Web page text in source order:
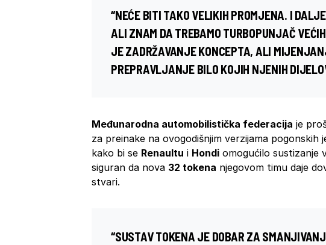
“NEĆE BITI TAKO VELIKIH PROMJENA. I
ALI ZNAM DA TREBAMO TURBOPUNJAČ
JE ZADRŽAVANJE KONCEPTA, ALI
PREPRAVLJANJE BILO KOJIH NJENIH
Međunarodna automobilistička federacija je
za preinake na ovogodišnjim verzijama pogonskih
kako bi se Renaultu i Hondi omogućilo sustizanje
siguran da nova 32 tokena njegovom timu daje
stvari.
“SUSTAV TOKENA JE DOBAR ZA